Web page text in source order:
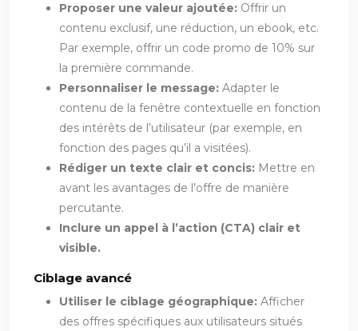
Proposer une valeur ajoutée: Offrir un
contenu exclusif, une réduction, un ebook, etc.
Par exemple, offrir un code promo de 10% sur
la première commande.
Personnaliser le message: Adapter le
contenu de la fenêtre contextuelle en fonction
des intérêts de l’utilisateur (par exemple, en
fonction des pages qu’il a visitées).
Rédiger un texte clair et concis: Mettre en
avant les avantages de l’offre de manière
percutante.
Inclure un appel à l’action (CTA) clair et
visible.
Ciblage avancé
Utiliser le ciblage géographique: Afficher
des offres spécifiques aux utilisateurs situés